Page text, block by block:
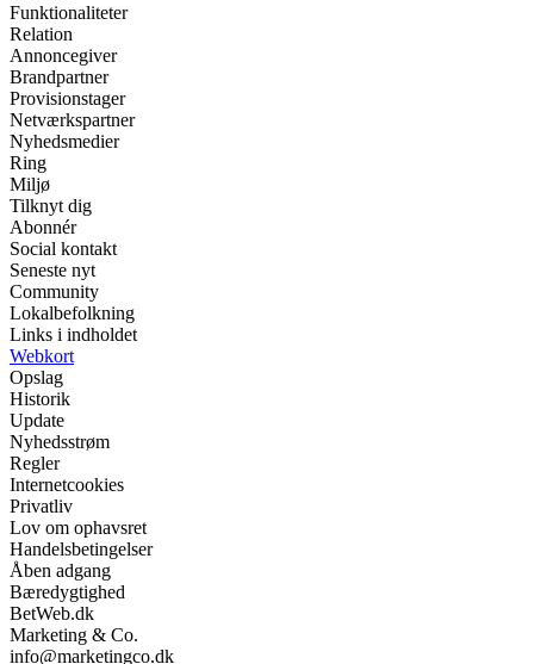
Funktionaliteter
Relation
Annoncegiver
Brandpartner
Provisionstager
Netværkspartner
Nyhedsmedier
Ring
Miljø
Tilknyt dig
Abonnér
Social kontakt
Seneste nyt
Community
Lokalbefolkning
Links i indholdet
Webkort
Opslag
Historik
Update
Nyhedsstrøm
Regler
Internetcookies
Privatliv
Lov om ophavsret
Handelsbetingelser
Åben adgang
Bæredygtighed
BetWeb.dk
Marketing & Co.
info@marketingco.dk